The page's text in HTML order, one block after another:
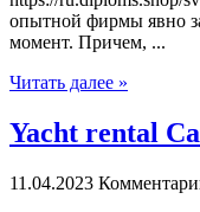
опытной фирмы явно
момент. Причем, ...
Читать далее »
Yacht rental
11.04.2023